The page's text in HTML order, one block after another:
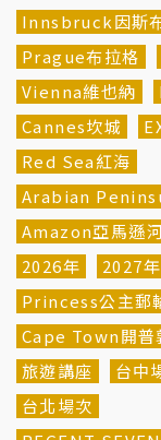
Innsbruck因斯
Prague布拉格
Vienna維也納
Cannes坎城
Red Sea紅海
Arabian
Amazon亞馬遜
2026年
2027年
Princess公主郵
Cape Town開普
旅遊講座
台中
台北場次